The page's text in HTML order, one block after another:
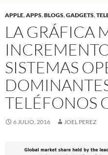
APPLE,APPS,BLOGS,GADGETS,
LA GRÁFICA
SISTEMAS
TELÉFONOS
6 JULIO, 2016 JOEL PEREZ